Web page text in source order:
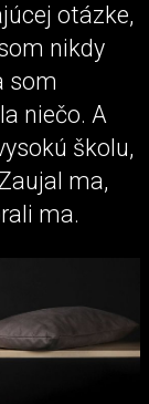
otázke,
nikdy
som
niečo. A
školu,
ma,
ma.